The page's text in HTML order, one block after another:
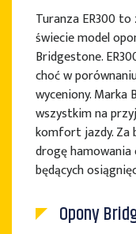
Turanza ER300 to
świecie model
Bridgestone.
choć w
wyceniony.
wszystkim na
komfort jazdy. Za
drogę
będących
Opony